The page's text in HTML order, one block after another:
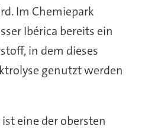
Im Chemiepark
Ibérica bereits ein
in dem dieses
genutzt werden
eine der obersten